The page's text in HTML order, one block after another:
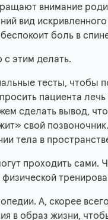
внимание
вид
боль в
с этим делать.
тесты, чтобы
пациента лечь
сделать вывод,
свой
тела в
проходить сами.
А, скорее
в образ жизни,